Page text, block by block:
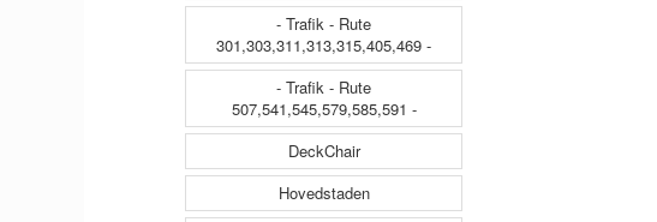
- Trafik - Rute
301,303,311,313,315,405,469 -
- Trafik - Rute
507,541,545,579,585,591 -
DeckChair
Hovedstaden